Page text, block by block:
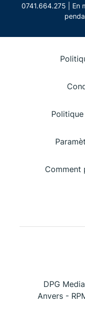
0741.664.275 | En
Comment
DPG
Anvers -